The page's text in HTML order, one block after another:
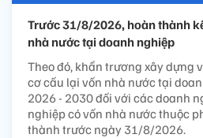
Trước 31/8/2026, hoàn thành
nhà nước tại doanh nghiệp
Theo đó, khẩn trương xây dựng
cơ cấu lại vốn nhà nước tại
2026 - 2030 đối với các doanh
nghiệp có vốn nhà nước thuộc
thành trước ngày 31/8/2026.